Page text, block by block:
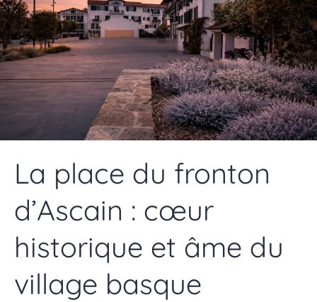
La place du fronton
d’Ascain : cœur
historique et âme du
village basque